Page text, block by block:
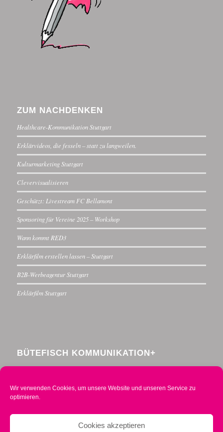
Wir verwenden Cookies, um unsere Website und unseren Service zu
optimieren.
Cookies akzeptieren
ZUM NACHDENKEN
Healthcare-Kommunikation Stuttgart
Erklärvideos, die fesseln – statt zu langweilen.
Kulturmarketing Stuttgart
Clevervisualisieren
Geschützt: Livestream FC Bellamont
Sponsoring für Vereine 2025 – Workshop
Wann kommt RED3
Erklärfilm erstellen lassen – Stuttgart
B2B-Werbeagentur Stuttgart
Erklärfilm Stuttgart
BÜTEFISCH KOMMUNIKATION+
Menzelstraße 30
Telefon 0711 234376-0
info@buetefisch.de